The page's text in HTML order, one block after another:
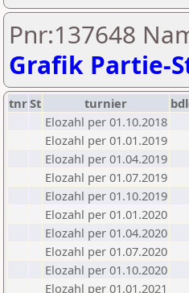
Pnr:137648
Grafik Partie-
tnrSt turnier
Elozahl per 01.10.2018
Elozahl per 01.01.2019
Elozahl per 01.04.2019
Elozahl per 01.07.2019
Elozahl per 01.10.2019
Elozahl per 01.01.2020
Elozahl per 01.04.2020
Elozahl per 01.07.2020
Elozahl per 01.10.2020
Elozahl per 01.01.2021